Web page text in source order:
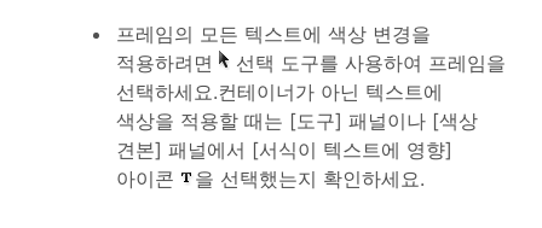
프레임의 모든 텍스트에 색상 변경을
적용하려면
선택 도구를 사용하여 프레임을
선택하세요.컨테이너가 아닌 텍스트에
색상을 적용할 때는 [도구] 패널이나 [색상
견본] 패널에서 [서식이 텍스트에 영향]
아이콘
을 선택했는지 확인하세요.